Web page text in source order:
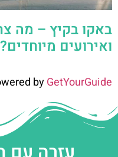
באקו בקיץ – מה
ואירועים מיוחדים?
byGetYourGuide